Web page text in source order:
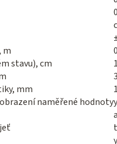
m
stavu), cm
mm
naměřené hodnoty